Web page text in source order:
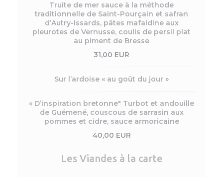
Truite de mer sauce à la méthode
traditionnelle de Saint-Pourçain et safran
d’Autry-Issards, pâtes mafaldine aux
pleurotes de Vernusse, coulis de persil plat
au piment de Bresse
31,00 EUR
Sur l’ardoise « au goût du jour »
« D’inspiration bretonne" Turbot et andouille
de Guémené, couscous de sarrasin aux
pommes et cidre, sauce armoricaine
40,00 EUR
Les Viandes à la carte